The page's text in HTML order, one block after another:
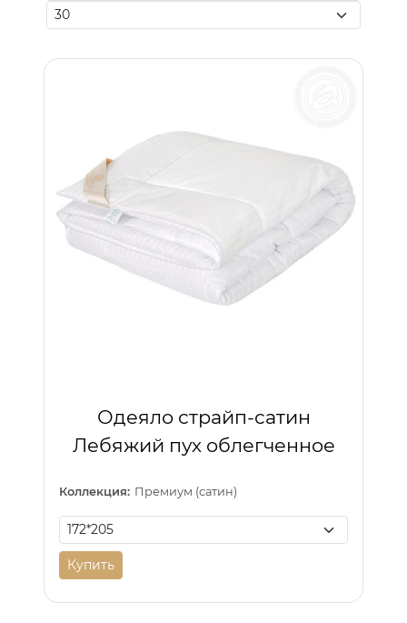
Одеяло страйп-сатин
Лебяжий пух облегченное
Коллекция: Премиум (сатин)
Купить